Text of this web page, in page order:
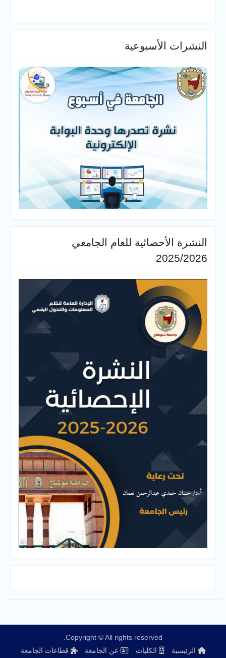
النشرات الأسبوعية
النشرة الأحصائية للعام الجامعي
2025/2026
Copyright © All rights reserved.
الرئيسية
الكليات عن الجامعة قطاعات الجامعة